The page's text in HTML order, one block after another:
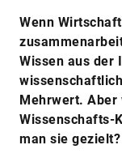
Wenn
Wissen aus der
Mehrwert. Aber
Wissenschafts-
man sie gezielt?